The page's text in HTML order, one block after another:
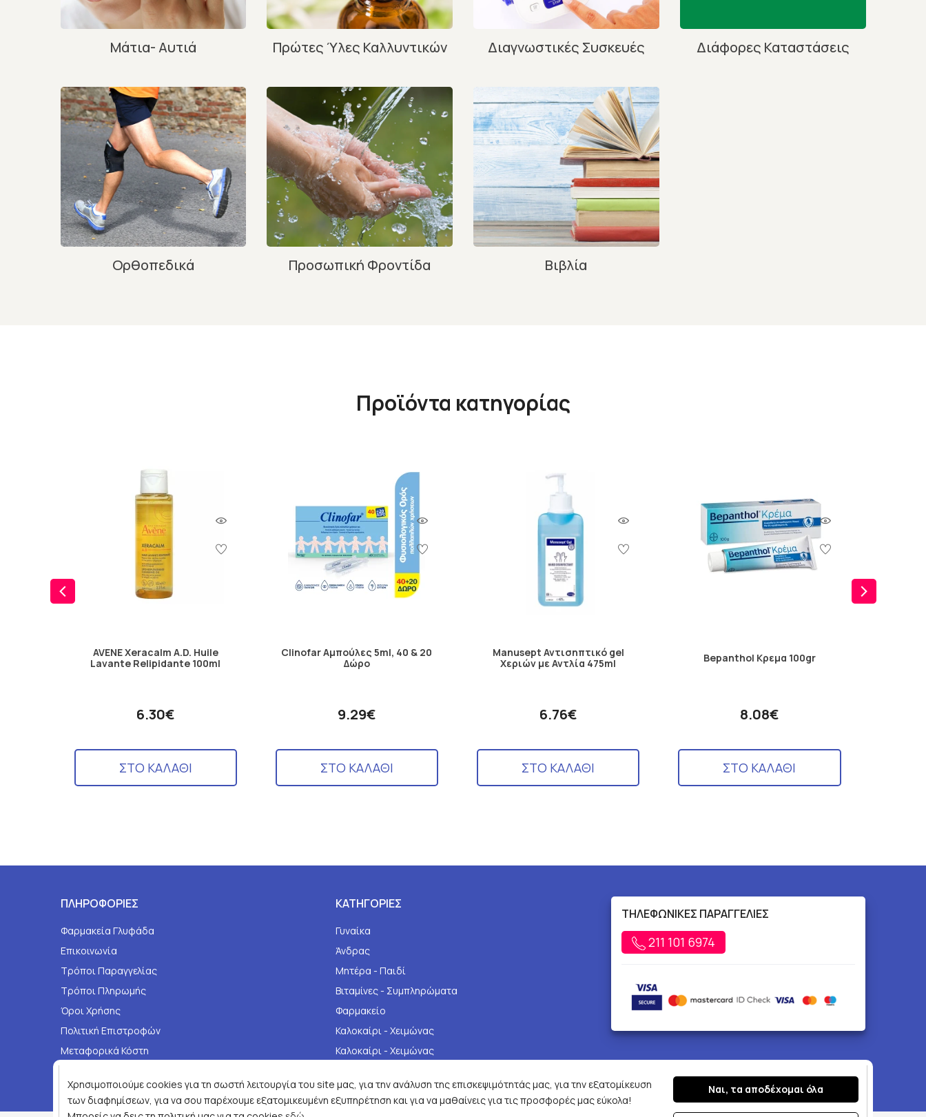
Μάτια- Αυτιά Πρώτες Ύλες Καλλυντικών Διαγνωστικές Συσκευές Διάφορες Καταστάσεις
Ορθοπεδικά Προσωπική Φροντίδα Βιβλία
Προϊόντα κατηγορίας
AVENE Xeracalm A.D. Huile
Lavante Relipidante 100ml
6.30€
ΣΤΟ ΚΑΛΑΘΙ
Clinofar Aμπούλες 5ml, 40 & 20
Δώρο
9.29€
ΣΤΟ ΚΑΛΑΘΙ
Manusept Αντισηπτικό gel
Χεριών με Αντλία 475ml
6.76€
ΣΤΟ ΚΑΛΑΘΙ
Bepanthol Κρεμα 100gr
8.08€
ΣΤΟ ΚΑΛΑΘΙ
ΠΛΗΡΟΦΟΡΙΕΣ
Φαρμακεία Γλυφάδα
Επικοινωνία
Τρόποι Παραγγελίας
Τρόποι Πληρωμής
Όροι Χρήσης
Πολιτική Επιστροφών
Μεταφορικά Κόστη
ΚΑΤΗΓΟΡΙΕΣ
Γυναίκα
Άνδρας
Μητέρα - Παιδί
Βιταμίνες - Συμπληρώματα
Φαρμακείο
Καλοκαίρι - Χειμώνας
Καλοκαίρι - Χειμώνας
ΤΗΛΕΦΩΝΙΚΕΣ ΠΑΡΑΓΓΕΛΙΕΣ
211 101 6974
Χρησιμοποιούμε cookies για τη σωστή λειτουργία του site μας, για την ανάλυση της επισκεψιμότητάς μας, για την εξατομίκευση
των διαφημίσεων, για να σου παρέχουμε εξατομικευμένη εξυπηρέτηση και για να μαθαίνεις για τις προσφορές μας εύκολα!
Ναι, τα αποδέχομαι όλα